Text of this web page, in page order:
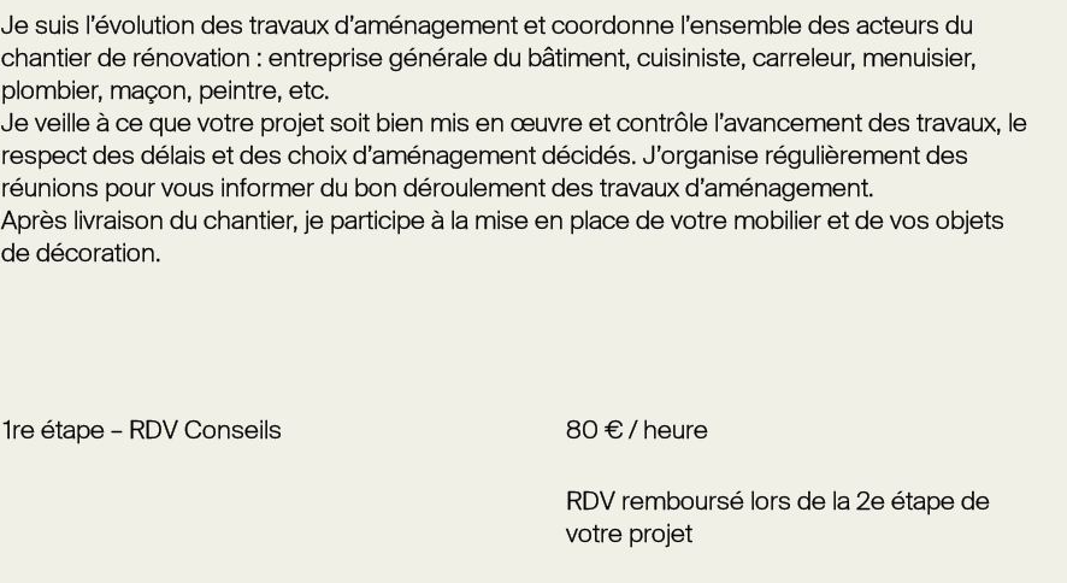
Je suis l’évolution des travaux d’aménagement et coordonne l’ensemble des acteurs du
chantier de rénovation : entreprise générale du bâtiment, cuisiniste, carreleur, menuisier,
plombier, maçon, peintre, etc.
Je veille à ce que votre projet soit bien mis en œuvre et contrôle l’avancement des travaux, le
respect des délais et des choix d’aménagement décidés. J’organise régulièrement des
réunions pour vous informer du bon déroulement des travaux d’aménagement.
Après livraison du chantier, je participe à la mise en place de votre mobilier et de vos objets
de décoration.
1reétape – RDV Conseils 80 € / heure
RDV remboursé lors de la 2e étape de
votre projet